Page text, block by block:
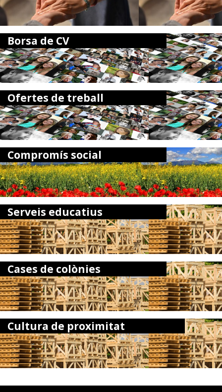
Borsa de CV
Ofertes de treball
Compromís social
Serveis educatius
Cases de colònies
Cultura de proximitat